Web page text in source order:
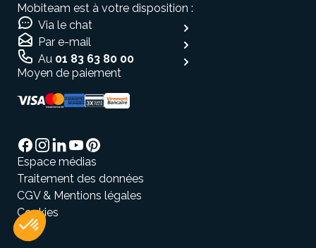
Mobiteam est à votre disposition :
Via le chat
Par e-mail
Au 01 83 63 80 00
Moyen de paiement
Espace médias
Traitement des données
CGV & Mentions légales
Cookies